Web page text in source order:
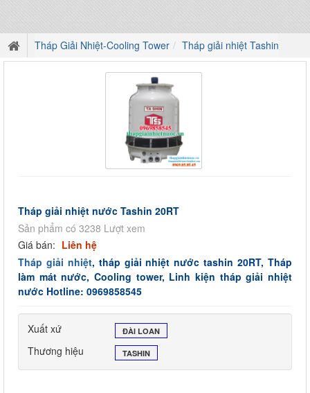
Tháp Giải Nhiệt-Cooling Tower Tháp giải nhiệt Tashin
Tháp giải nhiệt nước Tashin 20RT
Sản phẩm có 3238 Lượt xem
Giá bán: Liên hệ
Tháp giải nhiệt, tháp giải nhiệt nước tashin 20RT, Tháp
làm mát nước, Cooling tower, Linh kiện tháp giải nhiệt
nước Hotline: 0969858545
Xuất xứ ĐÀI LOAN
Thương hiệu TASHIN